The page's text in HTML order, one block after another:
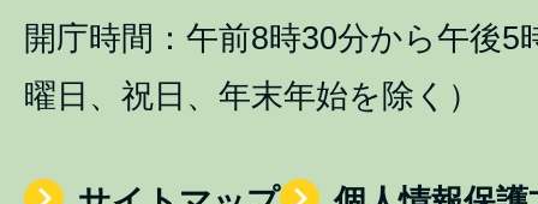
開庁時間：午前8時30分から午後5
曜日、祝日、年末年始を除く）